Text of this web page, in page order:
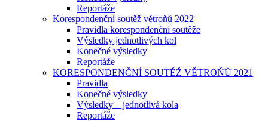
Reportáže
Korespondenční soutěž větroňů 2022
Pravidla korespondenční soutěže
Výsledky jednotlivých kol
Konečné výsledky
Reportáže
KORESPONDENČNÍ SOUTĚŽ VĚTROŇŮ 2021
Pravidla
Konečné výsledky
Výsledky – jednotlivá kola
Reportáže